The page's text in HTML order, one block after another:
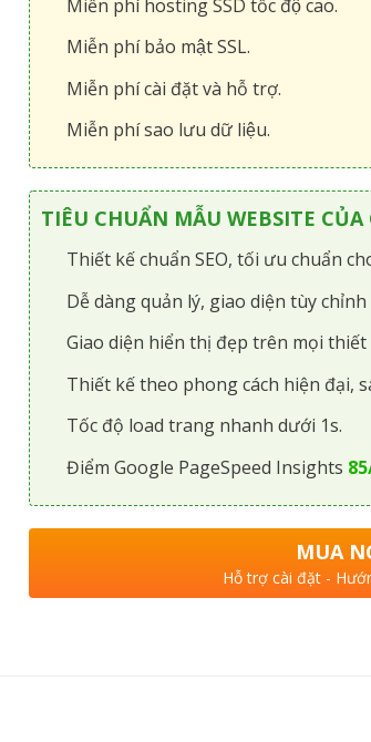
Miễn phí hosting SSD tốc độ cao.
Miễn phí bảo mật SSL.
Miễn phí cài đặt và hỗ trợ.
Miễn phí sao lưu dữ liệu.
TIÊU CHUẨN MẪU WEBSITE
Thiết kế chuẩn SEO, tối ưu chuẩn
Dễ dàng quản lý, giao diện tùy chỉnh
Giao diện hiển thị đẹp trên mọi thiết
Thiết kế theo phong cách hiện đại,
Tốc độ load trang nhanh dưới 1s.
Điểm Google PageSpeed Insights
MUA
Hỗ trợ cài đặt -